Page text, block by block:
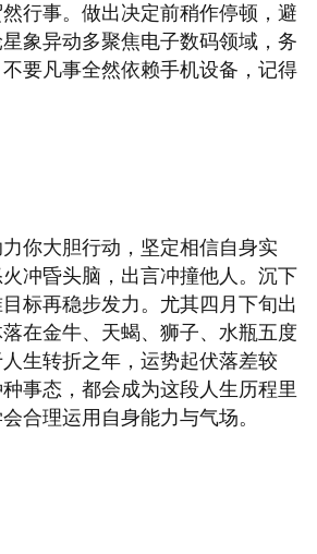
行事。做出决定前稍作停顿，避
象异动多聚焦电子数码领域，务
要凡事全然依赖手机设备，记得
你大胆行动，坚定相信自身实
冲昏头脑，出言冲撞他人。沉下
标再稳步发力。尤其四月下旬出
在金牛、天蝎、狮子、水瓶五度
生转折之年，运势起伏落差较
事态，都会成为这段人生历程里
合理运用自身能力与气场。